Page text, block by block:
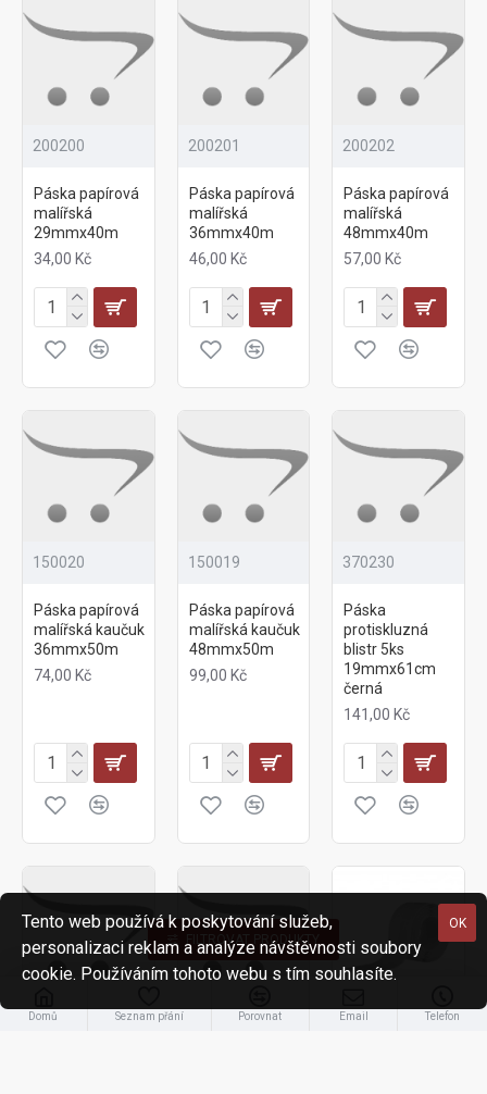
200200
Páska papírová
malířská
29mmx40m
34,00 Kč
200201
Páska papírová
malířská
36mmx40m
46,00 Kč
200202
Páska papírová
malířská
48mmx40m
57,00 Kč
150020
Páska papírová
malířská kaučuk
36mmx50m
74,00 Kč
150019
Páska papírová
malířská kaučuk
48mmx50m
99,00 Kč
370230
Páska
protiskluzná
blistr 5ks
19mmx61cm
černá
141,00 Kč
810258 861059 860522
Domů Seznam přání Porovnat Email Telefon
OK
Tento web používá k poskytování služeb,
personalizaci reklam a analýze návštěvnosti soubory
cookie. Používáním tohoto webu s tím souhlasíte.
FILTROVAT PRODUKTY